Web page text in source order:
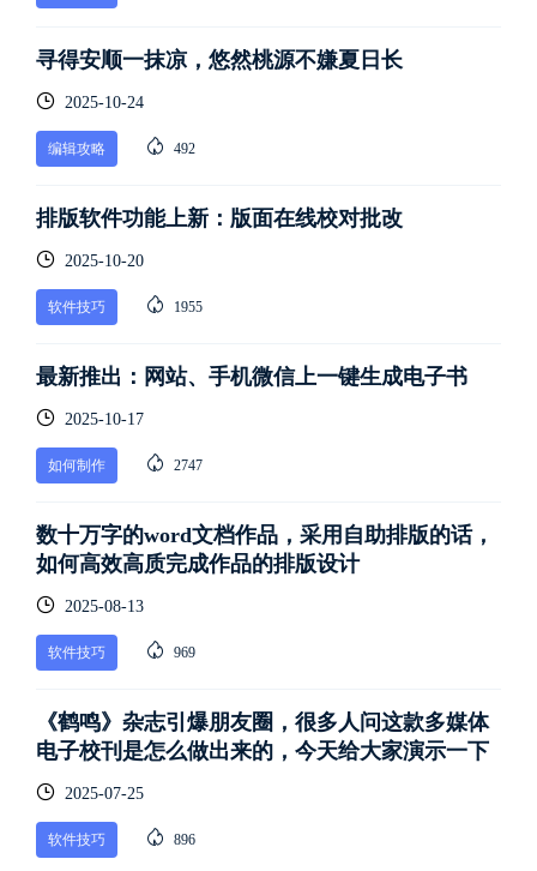
寻得安顺一抹凉，悠然桃源不嫌夏日长
2025-10-24
编辑攻略 492
排版软件功能上新：版面在线校对批改
2025-10-20
软件技巧 1955
最新推出：网站、手机微信上一键生成电子书
2025-10-17
如何制作 2747
数十万字的word文档作品，采用自助排版的话，
如何高效高质完成作品的排版设计
2025-08-13
软件技巧 969
《鹤鸣》杂志引爆朋友圈，很多人问这款多媒体
电子校刊是怎么做出来的，今天给大家演示一下
2025-07-25
软件技巧 896